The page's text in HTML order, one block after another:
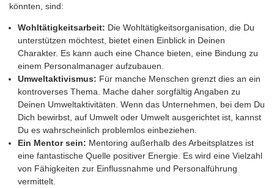
könnten, sind:
Wohltätigkeitsarbeit: Die Wohltätigkeitsorganisation, die Du
unterstützen möchtest, bietet einen Einblick in Deinen
Charakter. Es kann auch eine Chance bieten, eine Bindung zu
einem Personalmanager aufzubauen.
Umweltaktivismus: Für manche Menschen grenzt dies an ein
kontroverses Thema. Mache daher sorgfältig Angaben zu
Deinen Umweltaktivitäten. Wenn das Unternehmen, bei dem Du
Dich bewirbst, auf Umwelt oder Umwelt ausgerichtet ist, kannst
Du es wahrscheinlich problemlos einbeziehen.
Ein Mentor sein: Mentoring außerhalb des Arbeitsplatzes ist
eine fantastische Quelle positiver Energie. Es wird eine Vielzahl
von Fähigkeiten zur Einflussnahme und Personalführung
vermittelt.